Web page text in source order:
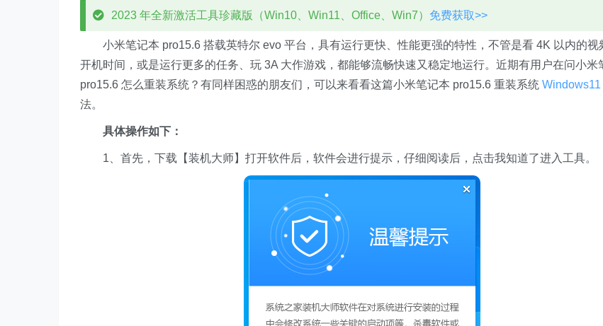
2023 年全新激活工具珍藏版（Win10、Win11、Office、Win7） 免费获取>>
小米笔记本 pro15.6 搭载英特尔 evo 平台，具有运行更快、性能更强的特性，不管是看 4K 以内的视
开机时间，或是运行更多的任务、玩 3A 大作游戏，都能够流畅快速又稳定地运行。近期有用户在问小米
pro15.6 怎么重装系统？有同样困惑的朋友们，可以来看看这篇小米笔记本 pro15.6 重装系统 Windows11
法。
具体操作如下：
1、首先，下载【装机大师】打开软件后，软件会进行提示，仔细阅读后，点击我知道了进入工具。